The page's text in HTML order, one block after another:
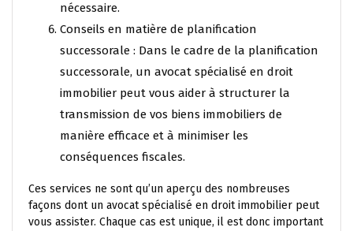
nécessaire.
Conseils en matière de planification
successorale : Dans le cadre de la planification
successorale, un avocat spécialisé en droit
immobilier peut vous aider à structurer la
transmission de vos biens immobiliers de
manière efficace et à minimiser les
conséquences fiscales.
Ces services ne sont qu’un aperçu des nombreuses
façons dont un avocat spécialisé en droit immobilier peut
vous assister. Chaque cas est unique, il est donc important